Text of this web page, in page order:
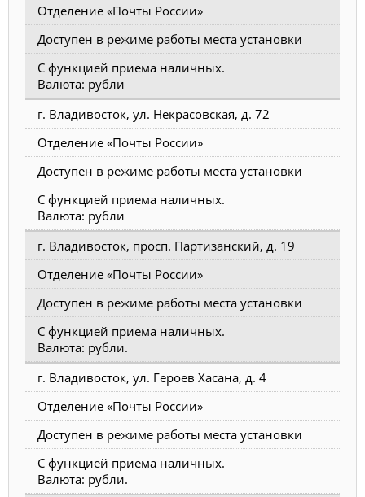
Отделение «Почты России»
Доступен в режиме работы места установки
С функцией приема наличных.
Валюта: рубли
г. Владивосток, ул. Некрасовская, д. 72
Отделение «Почты России»
Доступен в режиме работы места установки
С функцией приема наличных.
Валюта: рубли
г. Владивосток, просп. Партизанский, д. 19
Отделение «Почты России»
Доступен в режиме работы места установки
С функцией приема наличных.
Валюта: рубли.
г. Владивосток, ул. Героев Хасана, д. 4
Отделение «Почты России»
Доступен в режиме работы места установки
С функцией приема наличных.
Валюта: рубли.